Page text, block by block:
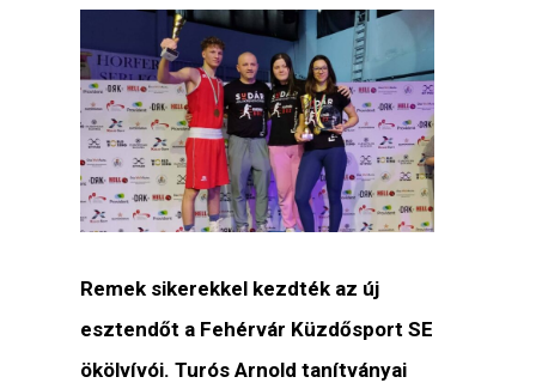
Remek sikerekkel kezdték az új
esztendőt a Fehérvár Küzdősport SE
ökölvívói. Turós Arnold tanítványai